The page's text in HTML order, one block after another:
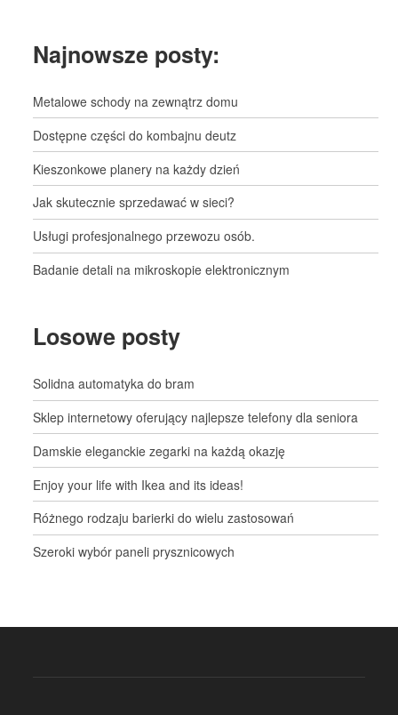
Najnowsze posty:
Metalowe schody na zewnątrz domu
Dostępne części do kombajnu deutz
Kieszonkowe planery na każdy dzień
Jak skutecznie sprzedawać w sieci?
Usługi profesjonalnego przewozu osób.
Badanie detali na mikroskopie elektronicznym
Losowe posty
Solidna automatyka do bram
Sklep internetowy oferujący najlepsze telefony dla seniora
Damskie eleganckie zegarki na każdą okazję
Enjoy your life with Ikea and its ideas!
Różnego rodzaju barierki do wielu zastosowań
Szeroki wybór paneli prysznicowych